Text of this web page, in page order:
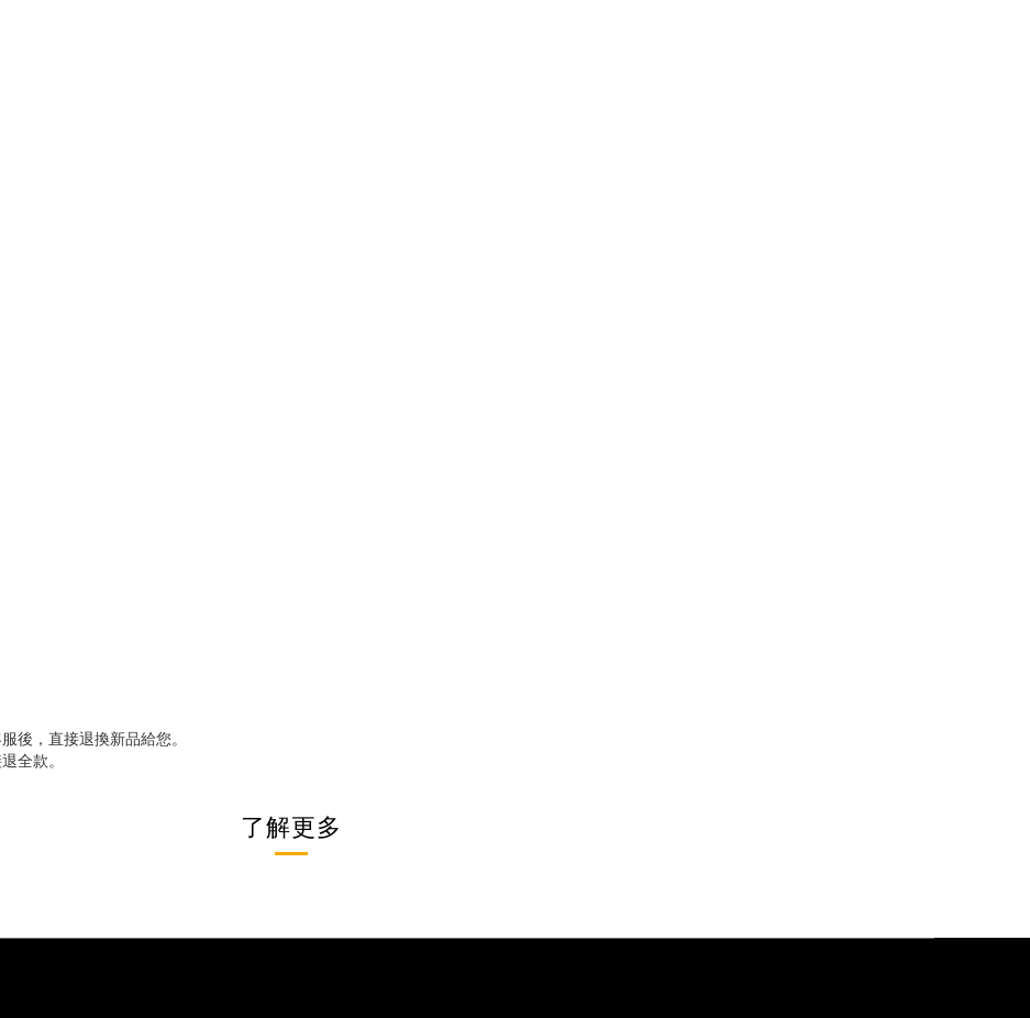
後，直接退換新品給您。
全款。
了解更多